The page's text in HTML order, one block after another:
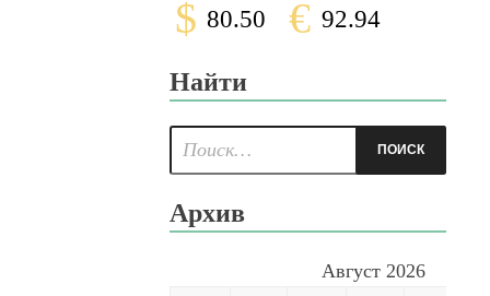
$ 80.50 € 92.94
Найти
Архив
Август 2026